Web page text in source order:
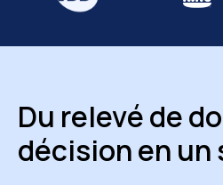
Du relevé de
décision en un